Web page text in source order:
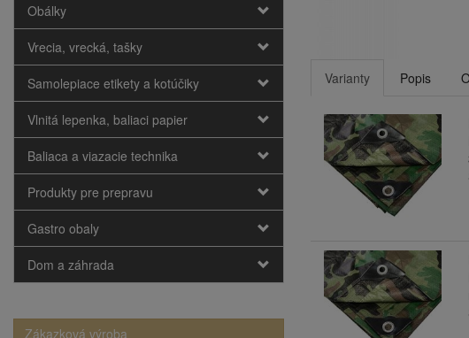
Obálky
Vrecia, vrecká, tašky
Samolepiace etikety a kotúčiky
Vlnitá lepenka, baliaci papier
Baliaca a viazacie technika
Produkty pre prepravu
Gastro obaly
Dom a záhrada
Zákazková výroba
Varianty Popis